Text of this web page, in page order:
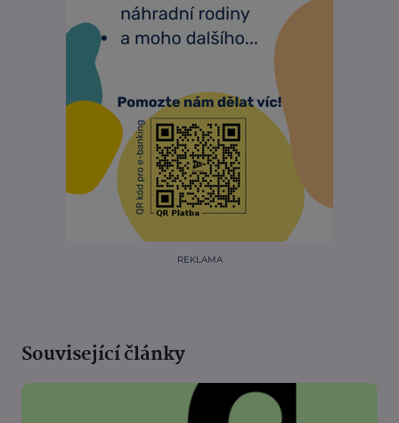
REKLAMA
Související články